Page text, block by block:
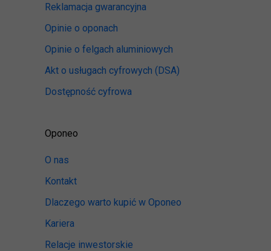
Reklamacja gwarancyjna
Opinie o oponach
Opinie o felgach aluminiowych
Akt o usługach cyfrowych (DSA)
Dostępność cyfrowa
Oponeo
O nas
Kontakt
Dlaczego warto kupić w Oponeo
Kariera
Relacje inwestorskie